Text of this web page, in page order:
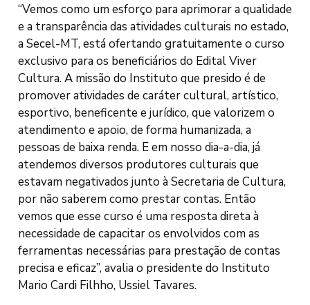
“Vemos como um esforço para aprimorar a qualidade
e a transparência das atividades culturais no estado,
a Secel-MT, está ofertando gratuitamente o curso
exclusivo para os beneficiários do Edital Viver
Cultura. A missão do Instituto que presido é de
promover atividades de caráter cultural, artístico,
esportivo, beneficente e jurídico, que valorizem o
atendimento e apoio, de forma humanizada, a
pessoas de baixa renda. E em nosso dia-a-dia, já
atendemos diversos produtores culturais que
estavam negativados junto à Secretaria de Cultura,
por não saberem como prestar contas. Então
vemos que esse curso é uma resposta direta à
necessidade de capacitar os envolvidos com as
ferramentas necessárias para prestação de contas
precisa e eficaz”, avalia o presidente do Instituto
Mario Cardi Filhho, Ussiel Tavares.